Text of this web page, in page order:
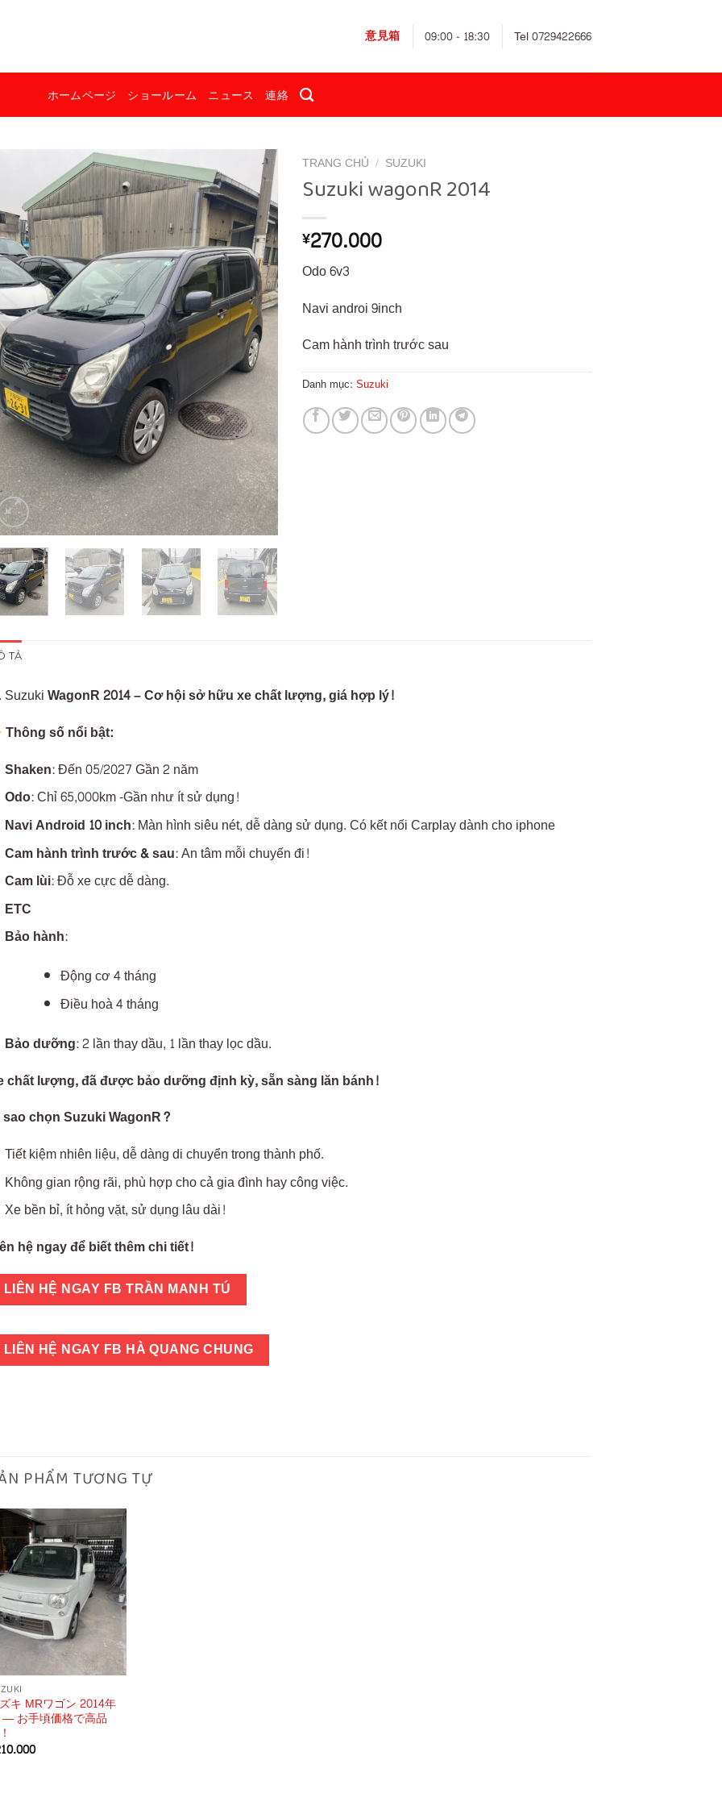
意見箱 09:00 - 18:30 Tel 0729422666
ホームページ ショールーム ニュース 連絡
TRANG CHỦ / SUZUKI
Suzuki wagonR 2014
¥270.000
Odo 6v3
Navi androi 9inch
Cam hành trình trước sau
Danh mục: Suzuki
TẢ
SuzukiWagonR 2014 – Cơ hội sở hữu xe chất lượng, giá hợp lý!
Thông số nổi bật:
Shaken: Đến 05/2027 Gần 2 năm
Odo: Chỉ 65,000km -Gần như ít sử dụng!
Navi Android 10 inch: Màn hình siêu nét, dễ dàng sử dụng. Có kết nối Carplay dành cho iphone
Cam hành trình trước & sau: An tâm mỗi chuyến đi!
Cam lùi: Đỗ xe cực dễ dàng.
ETC
Bảo hành:
Động cơ 4 tháng
Điều hoà 4 tháng
Bảo dưỡng: 2 lần thay dầu, 1 lần thay lọc dầu.
chất lượng, đã được bảo dưỡng định kỳ, sẵn sàng lăn bánh!
chọn Suzuki WagonR?
Tiết kiệm nhiên liệu, dễ dàng di chuyển trong thành phố.
Không gian rộng rãi, phù hợp cho cả gia đình hay công việc.
Xe bền bỉ, ít hỏng vặt, sử dụng lâu dài!
hệ ngay để biết thêm chi tiết!
LIÊN HỆ NGAY FB TRẦN MANH TÚ
LIÊN HỆ NGAY FB HÀ QUANG CHUNG
PHẨM TƯƠNG TỰ
キ MRワゴン 2014年
お手頃価格で高品